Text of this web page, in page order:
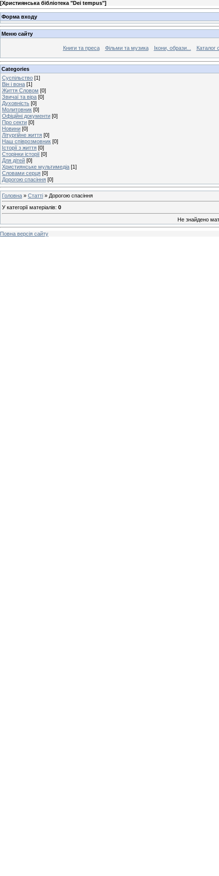
[Християнська бібліотека "Dei tempus"]
Форма входу
Меню сайту
Книги та преса Фільми та музика Ікони, образи... Каталог
Categories
Cуспільство [1]
Він і вона [1]
Життя Словом [0]
Звичаї та віра [0]
Духовність [0]
Молитовник [0]
Офіційні документи [0]
Про секти [0]
Новини [0]
Літургійне життя [0]
Наш співрозмовник [0]
Історії з життя [0]
Сторінки історії [0]
Для дітей [0]
Християнське мультимедіа [1]
Словами серця [0]
Дорогою спасіння [0]
Головна » Статті » Дорогою спасіння
У категорії матеріалів: 0
Не знайдено
Повна версія сайту